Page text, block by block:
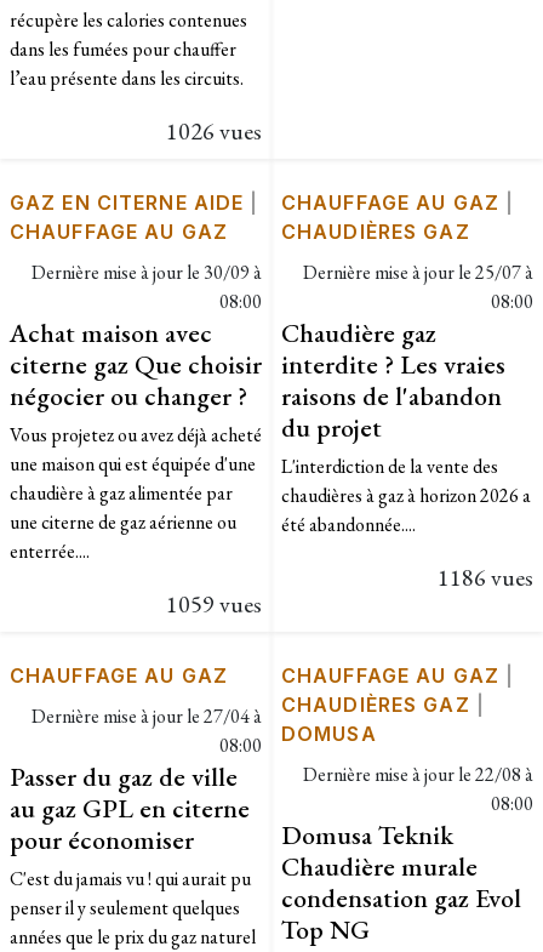
récupère les calories contenues
dans les fumées pour chauffer
l’eau présente dans les circuits.
1026 vues
GAZ EN CITERNE AIDE
CHAUFFAGE AU GAZ
Dernière mise à jour le 30/09 à
08:00
Achat maison avec
citerne gaz Que choisir
négocier ou changer ?
Vous projetez ou avez déjà acheté
une maison qui est équipée d'une
chaudière à gaz alimentée par
une citerne de gaz aérienne ou
enterrée....
1059 vues
CHAUFFAGE AU GAZ
CHAUDIÈRES GAZ
Dernière mise à jour le25/07 à
08:00
Chaudière gaz
interdite ? Les vraies
raisons de l'abandon
du projet
L'interdiction de la vente des
chaudières à gaz à horizon 2026 a
été abandonnée....
1186 vues
CHAUFFAGE AU GAZ
Dernière mise à jour le27/04 à
08:00
Passer du gaz de ville
au gaz GPL en citerne
pour économiser
C'est du jamais vu ! qui aurait pu
penser il y seulement quelques
années que le prix du gaz naturel
CHAUFFAGE AU GAZ
CHAUDIÈRES GAZ
DOMUSA
Dernière mise à jour le22/08 à
08:00
Domusa Teknik
Chaudière murale
condensation gaz Evol
Top NG